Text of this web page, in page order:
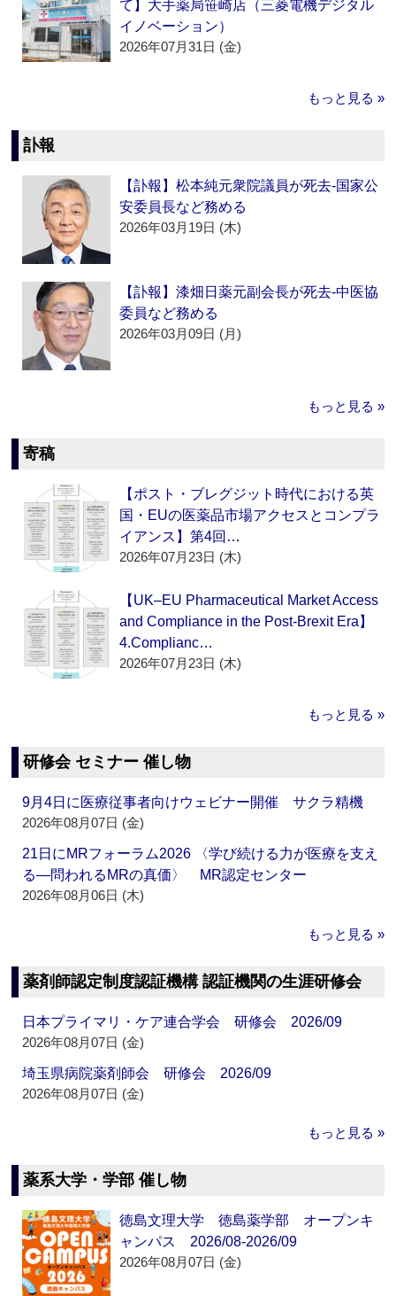
て】大手薬局笹崎店（三菱電機デジタル
イノベーション）
2026年07月31日 (金)
もっと見る »
訃報
【訃報】松本純元衆院議員が死去‐国家公
安委員長など務める
2026年03月19日 (木)
【訃報】漆畑日薬元副会長が死去‐中医協
委員など務める
2026年03月09日 (月)
もっと見る »
寄稿
【ポスト・ブレグジット時代における英
国・EUの医薬品市場アクセスとコンプラ
イアンス】第4回…
2026年07月23日 (木)
【UK–EU Pharmaceutical Market Access
and Compliance in the Post-Brexit Era】
4.Complianc…
2026年07月23日 (木)
もっと見る »
研修会 セミナー 催し物
9月4日に医療従事者向けウェビナー開催 サクラ精機
2026年08月07日 (金)
21日にMRフォーラム2026 〈学び続ける力が医療を支え
る―問われるMRの真価〉 MR認定センター
2026年08月06日 (木)
もっと見る »
薬剤師認定制度認証機構 認証機関の生涯研修会
日本プライマリ・ケア連合学会 研修会 2026/09
2026年08月07日 (金)
埼玉県病院薬剤師会 研修会 2026/09
2026年08月07日 (金)
もっと見る »
薬系大学・学部 催し物
徳島文理大学 徳島薬学部 オープンキ
ャンパス 2026/08-2026/09
2026年08月07日 (金)